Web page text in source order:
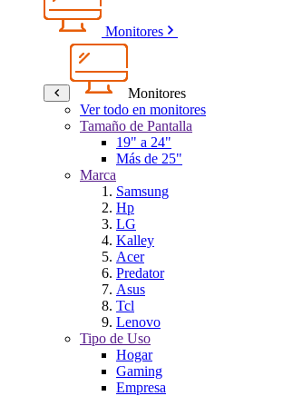
Monitores
Monitores
Ver todo en monitores
Tamaño de Pantalla
19" a 24"
Más de 25"
Marca
Samsung
Hp
LG
Kalley
Acer
Predator
Asus
Tcl
Lenovo
Tipo de Uso
Hogar
Gaming
Empresa